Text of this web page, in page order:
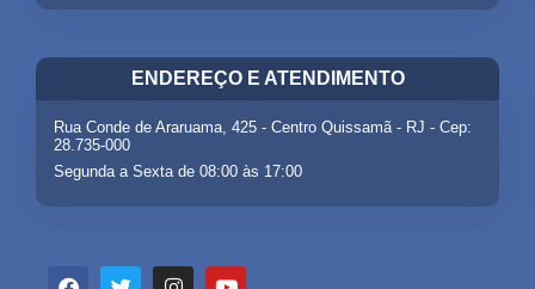
ENDEREÇO E ATENDIMENTO
Rua Conde de Araruama, 425 - Centro Quissamã - RJ - Cep:
28.735-000
Segunda a Sexta de 08:00 às 17:00